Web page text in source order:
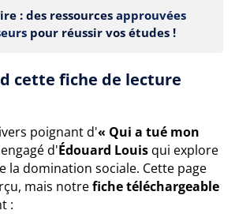
: des ressources approuvées
pour réussir vos études !
cette fiche de lecture
poignant d'« Qui a tué mon
d'Édouard Louis qui explore
la domination sociale. Cette page
mais notrefiche téléchargeable
: